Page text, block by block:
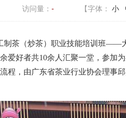
访问量： - 【字体： 小
制茶（炒茶）职业技能培训班
爱好者共10余人汇聚一堂，参加
程，由广东省茶业行业协会理事